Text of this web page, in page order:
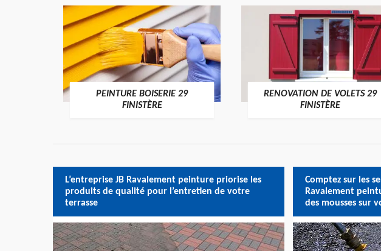
PEINTURE BOISERIE 29
FINISTÈRE
RENOVATION DE VOLETS 29
FINISTÈRE
L’entreprise JB Ravalement peinture priorise les
produits de qualité pour l’entretien de votre
terrasse
Comptez sur les
Ravalement
des mousses sur